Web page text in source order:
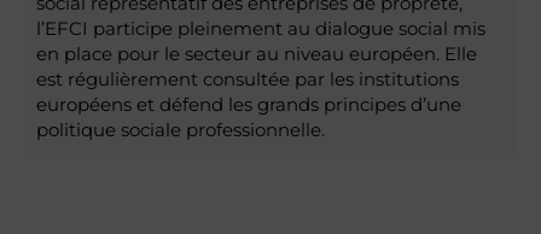
l’EFCI participe pleinement au dialogue social mis
en place pour le secteur au niveau européen. Elle
est régulièrement consultée par les institutions
européens et défend les grands principes d’une
politique sociale professionnelle.